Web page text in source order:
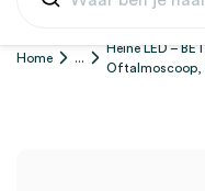
Home ...
Heine LED –
Oftalmoscoop,